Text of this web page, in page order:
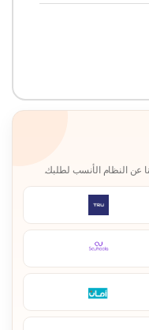
عن النظام الأنسب لطلبك.